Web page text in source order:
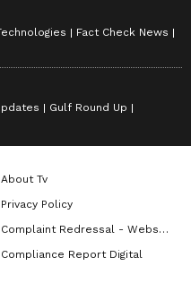
Fact Check News
Gulf Round Up
About Tv
Privacy Policy
Complaint Redressal - Website
Compliance Report Digital